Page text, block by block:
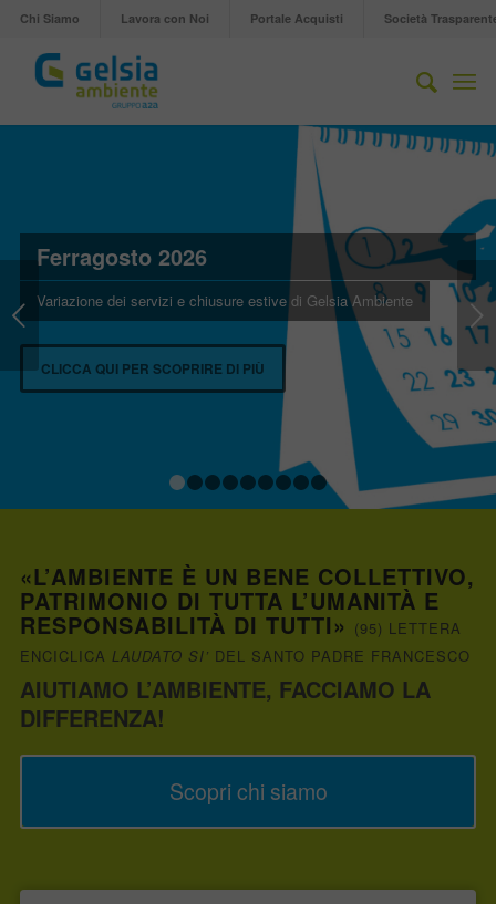
Chi Siamo Lavora con Noi Portale Acquisti Società
Ferragosto 2026
Variazione dei servizi e chiusure estive di Gelsia Ambiente
CLICCA QUI PER SCOPRIRE DI PIÙ
Succ
1 2 3 4 5 6 7
«L’AMBIENTE È UN BENE COLLETTIVO,
PATRIMONIO DI TUTTA L’UMANITÀ E
RESPONSABILITÀ DI TUTTI» (95) LETTERA
ENCICLICA LAUDATO SI’ DEL SANTO PADRE FRANCESCO
AIUTIAMO L’AMBIENTE, FACCIAMO LA
DIFFERENZA!
Scopri chi siamo